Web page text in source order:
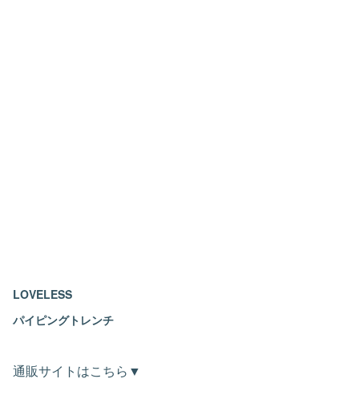
LOVELESS
パイピングトレンチ
通販サイトはこちら▼